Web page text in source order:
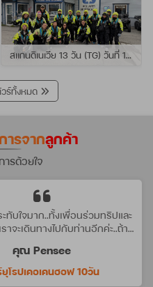
สแกนดิเนเวีย 13 วัน (TG) วันที่ 10-22 กรกฏาคม 2569 เดินทางกับไกด์พี่เต้ย
ร์ทั้งหมด
ารจากลูกค้า
ารด้วยใจ
ทับใจมาก..ทั้งเพื่อนร่วมทริปและ
ราจะเดินทางไปกับท่านอีกค่ะ..ถ้ามี
คุณ Pensee
ทัวร์ยุโรปเคอเคนฮอฟ 10วัน